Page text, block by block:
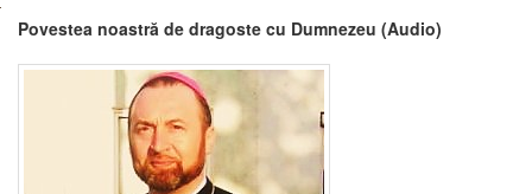
Povestea noastră de dragoste cu Dumnezeu (Audio)